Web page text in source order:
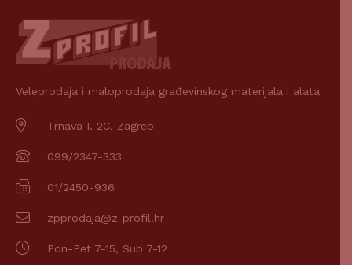
Veleprodaja i maloprodaja građevinskog materijala i alata
Trnava I. 2C, Zagreb
099/2347-333
01/2450-936
zpprodaja@z-profil.hr
Pon-Pet 7-15, Sub 7-12